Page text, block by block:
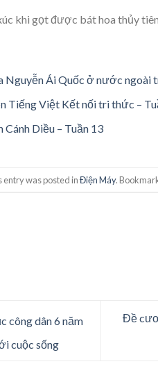
khi gọt được bát hoa thủy
Nguyễn Ái Quốc ở nước ngoài
Tiếng Việt Kết nối tri thức –
Diều – Tuần 13
entry was posted inĐiện Máy.
công dân 6 năm
cuộc sống
Đề